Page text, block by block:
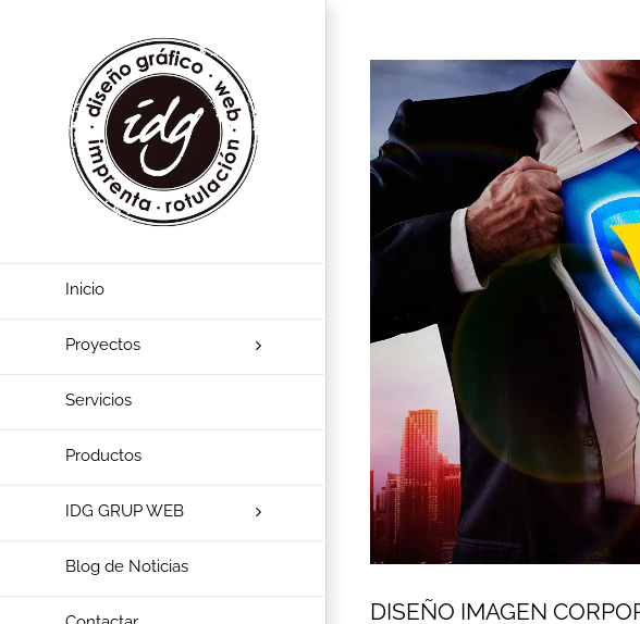
Inicio
Proyectos
Servicios
Productos
IDG GRUP WEB
Blog de Noticias
Larger
Image
DISEÑO IMAGEN